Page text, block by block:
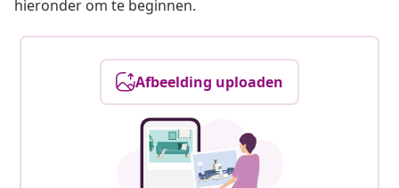
hieronder om te beginnen.
Afbeelding uploaden